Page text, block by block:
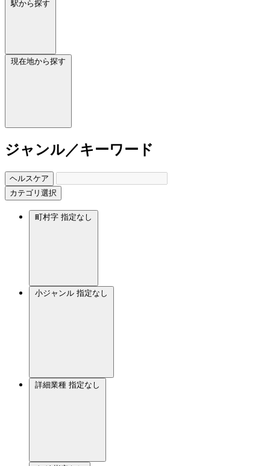
駅から探す
現在地から探す
ジャンル／キーワード
ヘルスケア
カテゴリ選択
町村字 指定なし
小ジャンル 指定なし
詳細業種 指定なし